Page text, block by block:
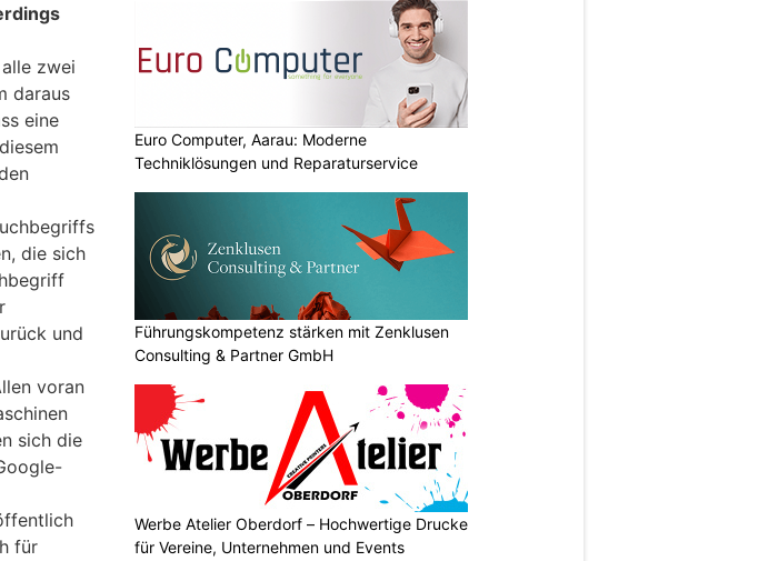
zwei
daraus
eine
die sich
und
voran
sich die
für
Euro Computer, Aarau: Moderne
Techniklösungen und Reparaturservice
Führungskompetenz stärken mit Zenklusen
Consulting & Partner GmbH
Werbe Atelier Oberdorf – Hochwertige Drucke
für Vereine, Unternehmen und Events